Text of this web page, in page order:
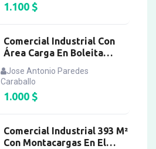
1.100$
Comercial Industrial Con
Área Carga En Boleita
Jose Antonio Paredes
Caraballo
1.000$
Comercial Industrial 393 M²
Con Montacargas En El